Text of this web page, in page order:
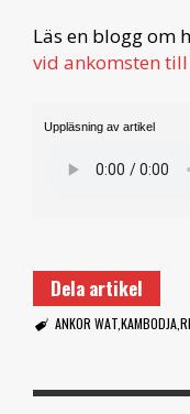
Läs en blogg om
vid ankomsten
Uppläsning av artikel
Dela artikel
ANKOR WATKAMBODJA